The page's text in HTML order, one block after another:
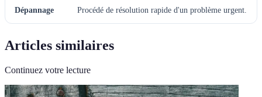
Dépannage Procédé de résolution rapide d'un problème urgent.
Articles similaires
Continuez votre lecture